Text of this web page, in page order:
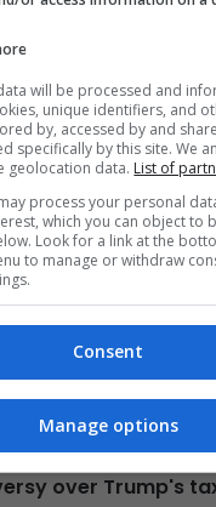
our mailing list to
Subscribe
over Trump's
will be processed and
unique identifiers, and
by, accessed by and
specifically by this site. We
geolocation data. List of
process your personal
which you can object to
Look for a link at the
to manage or withdraw
Consent
Manage options